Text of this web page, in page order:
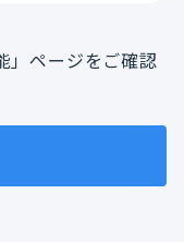
」ページをご確認